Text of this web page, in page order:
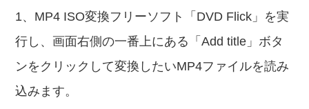
1、MP4 ISO変換フリーソフト「DVD Flick」を実
行し、画面右側の一番上にある「Add title」ボタ
ンをクリックして変換したいMP4ファイルを読み
込みます。